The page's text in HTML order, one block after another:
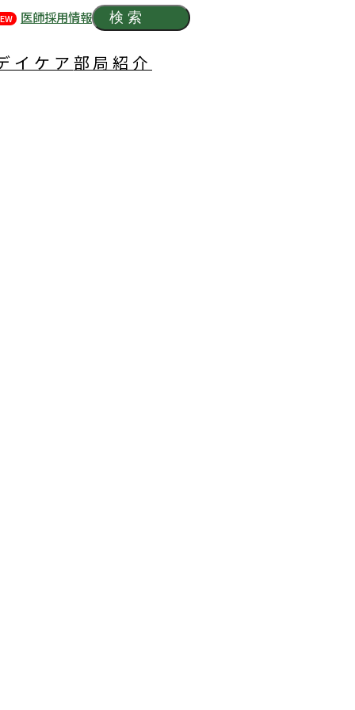
医師採用情報 検索
イケア 部局紹介